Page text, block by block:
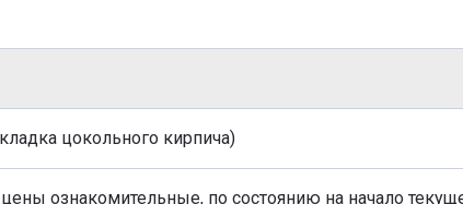
цокольного кирпича)
ознакомительные, по состоянию на начало